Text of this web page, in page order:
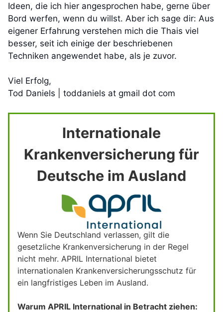
Ideen, die ich hier angesprochen habe, gerne über
Bord werfen, wenn du willst. Aber ich sage dir: Aus
eigener Erfahrung verstehen mich die Thais viel
besser, seit ich einige der beschriebenen
Techniken angewendet habe, als je zuvor.
Viel Erfolg,
Tod Daniels | toddaniels at gmail dot com
Internationale
Krankenversicherung für
Deutsche im Ausland
Wenn Sie Deutschland verlassen, gilt die
gesetzliche Krankenversicherung in der Regel
nicht mehr. APRIL International bietet
internationalen Krankenversicherungsschutz für
ein langfristiges Leben im Ausland.
Warum APRIL International in Betracht ziehen: